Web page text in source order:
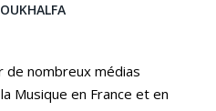
de nombreux médias
Musique en France et en